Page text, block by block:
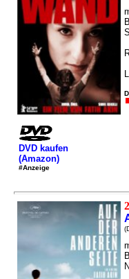
DVD kaufen
(Amazon)
#Anzeige